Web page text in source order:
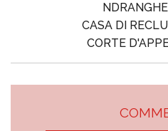
CASA DI
CORTE